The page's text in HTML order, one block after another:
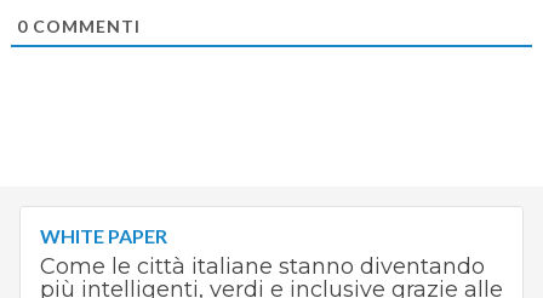
0COMMENTI
WHITE PAPER
Come le città italiane stanno diventando
più intelligenti, verdi e inclusive grazie alle